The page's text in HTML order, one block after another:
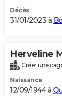
Décès
31/01/2023 à
Herveline
Créer une
Naissance
12/09/1944 à